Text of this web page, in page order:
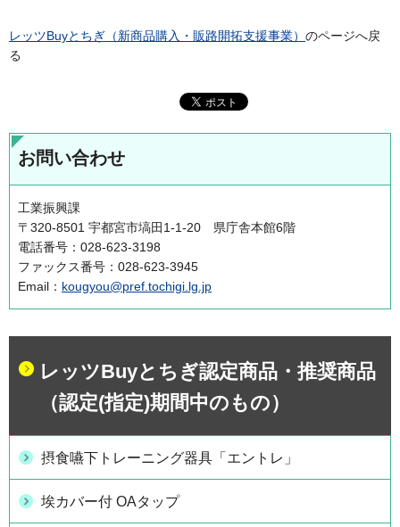
レッツBuyとちぎ（新商品購入・販路開拓支援事業） のページへ戻
る
お問い合わせ
工業振興課
〒320-8501 宇都宮市塙田1-1-20 県庁舎本館6階
電話番号：028-623-3198
ファックス番号：028-623-3945
Email： kougyou@pref.tochigi.lg.jp
レッツBuyとちぎ認定商品・推奨商品
（認定(指定)期間中のもの）
摂食嚥下トレーニング器具「エントレ」
埃カバー付 OAタップ